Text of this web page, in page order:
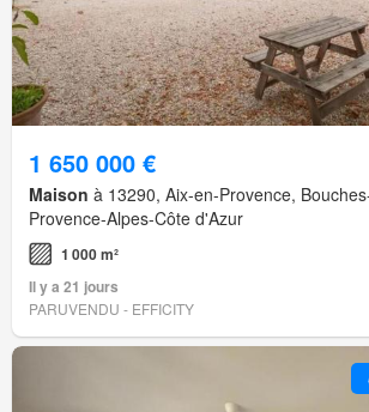
1 650 000 €
Maison à 13290, Aix-en-Provence,
Provence-Alpes-Côte d'Azur
1 000 m²
Il y a 21 jours
PARUVENDU - EFFICITY